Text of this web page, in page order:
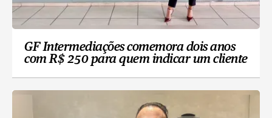
GF Intermediações comemora dois anos
com R$ 250 para quem indicar um cliente